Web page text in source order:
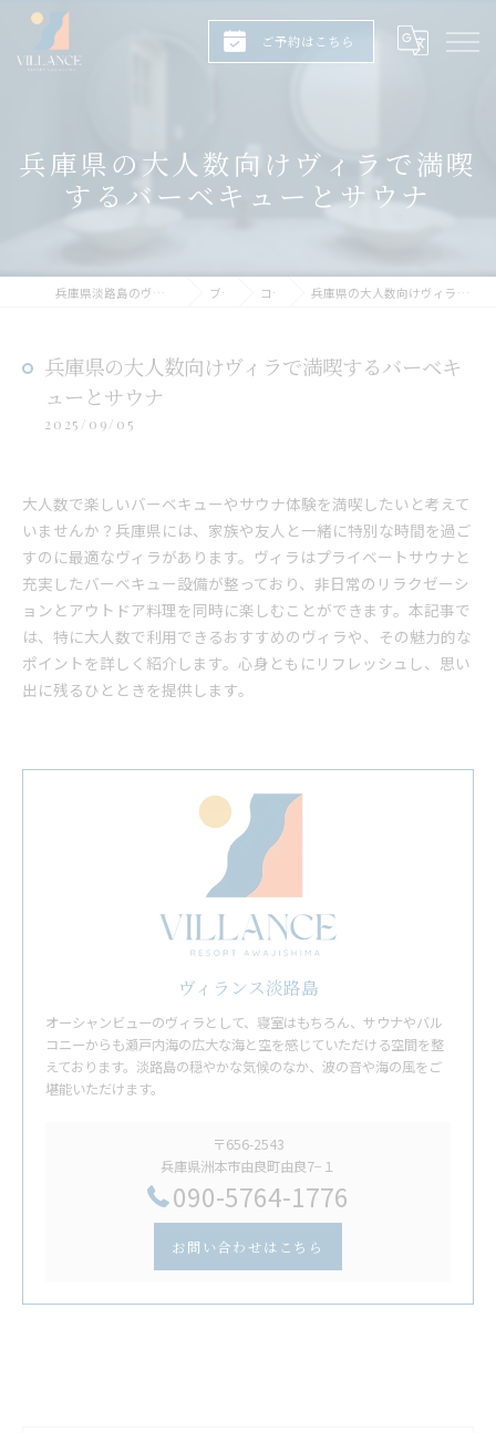
ご予約はこちら
兵庫県の大人数向けヴィラで満喫
するバーベキューとサウナ
兵庫県淡路島のヴィラならヴィランス淡路島 ブログ コラム 兵庫県の大人数向けヴィラで満喫するバーベキューとサウナ
兵庫県の大人数向けヴィラで満喫するバーベキ
ューとサウナ
2025/09/05
大人数で楽しいバーベキューやサウナ体験を満喫したいと考えて
いませんか？兵庫県には、家族や友人と一緒に特別な時間を過ご
すのに最適なヴィラがあります。ヴィラはプライベートサウナと
充実したバーベキュー設備が整っており、非日常のリラクゼーシ
ョンとアウトドア料理を同時に楽しむことができます。本記事で
は、特に大人数で利用できるおすすめのヴィラや、その魅力的な
ポイントを詳しく紹介します。心身ともにリフレッシュし、思い
出に残るひとときを提供します。
ヴィランス淡路島
オーシャンビューのヴィラとして、寝室はもちろん、サウナやバル
コニーからも瀬戸内海の広大な海と空を感じていただける空間を整
えております。淡路島の穏やかな気候のなか、波の音や海の風をご
堪能いただけます。
〒656-2543
兵庫県洲本市由良町由良7−１
​090-5764-1776
お問い合わせはこちら